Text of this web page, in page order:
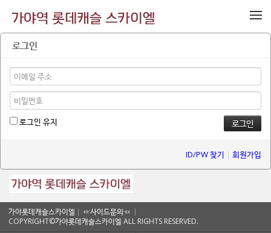
로그인
로그인 유지
ID/PW 찾기 | 회원가입
가야롯데캐슬스카이엘│ ☞사이드문의☜ │
COPYRIGHT©가야롯데캐슬스카이엘 ALL RIGHTS RESERVED.